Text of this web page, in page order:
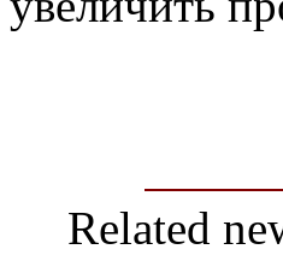
Related